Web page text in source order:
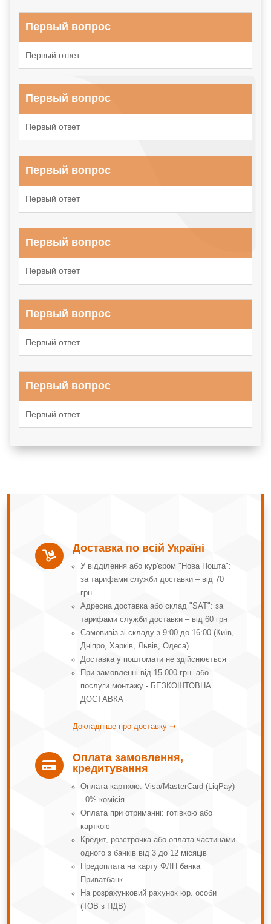
Первый вопрос
Первый ответ
Первый вопрос
Первый ответ
Первый вопрос
Первый ответ
Первый вопрос
Первый ответ
Первый вопрос
Первый ответ
Первый вопрос
Первый ответ

Доставка по всій Україні
У відділення або кур'єром "Нова Пошта":
за тарифами служби доставки – від 70
грн
Адресна доставка або склад "SAT": за
тарифами служби доставки – від 60 грн
Самовивіз зі складу з 9:00 до 16:00 (Київ,
Дніпро, Харків, Львів, Одеса)
Доставка у поштомати не здійснюється
При замовленні від 15 000 грн. або
послуги монтажу - БЕЗКОШТОВНА
ДОСТАВКА
Докладніше про доставку ➝

Оплата замовлення,
кредитування
Оплата карткою: Visa/MasterCard (LiqPay)
- 0% комісія
Оплата при отриманні: готівкою або
карткою
Кредит, розстрочка або оплата частинами
одного з банків від 3 до 12 місяців
Предоплата на карту ФЛП банка
Приватбанк
На розрахунковий рахунок юр. особи
(ТОВ з ПДВ)